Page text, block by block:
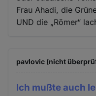
Frau Ahadi, die
UND die „Römer“
pavlovic (nicht
Ich mußte auch